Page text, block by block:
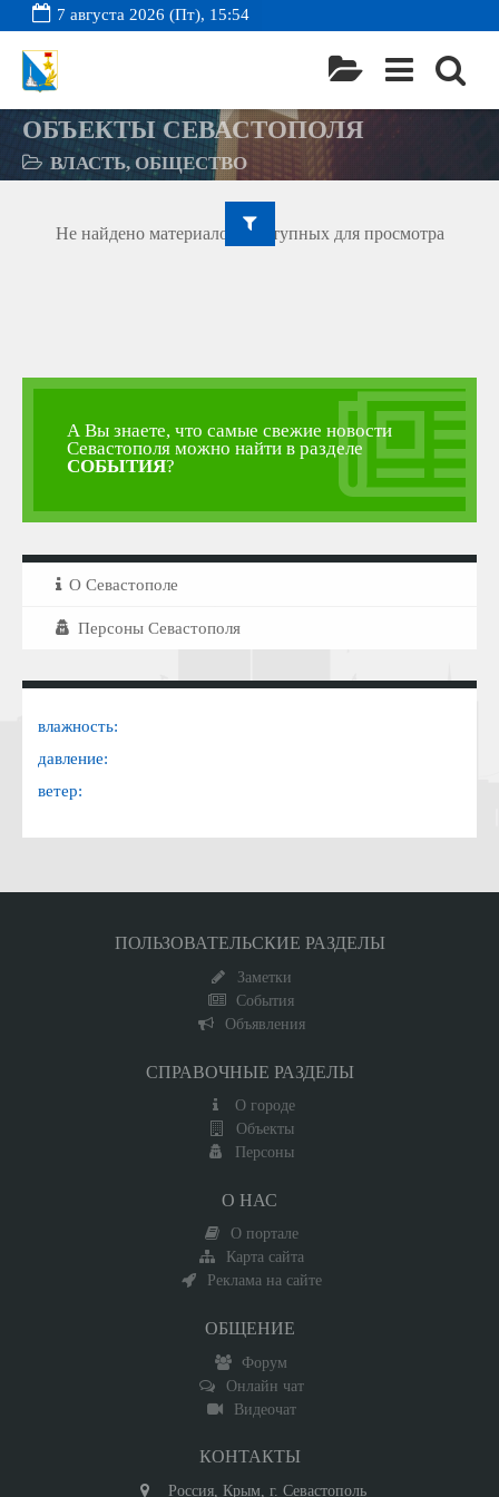
7 августа 2026 (Пт), 15:54
ОБЪЕКТЫ СЕВАСТОПОЛЯ
ВЛАСТЬ, ОБЩЕСТВО
Не найдено материалов, доступных для просмотра
А Вы знаете, что самые свежие новости
Севастополя можно найти в разделе
СОБЫТИЯ?
О Севастополе
Персоны Севастополя
влажность:
давление:
ветер:
ПОЛЬЗОВАТЕЛЬСКИЕ РАЗДЕЛЫ
Заметки
События
Объявления
СПРАВОЧНЫЕ РАЗДЕЛЫ
О городе
Объекты
Персоны
О НАС
О портале
Карта сайта
Реклама на сайте
ОБЩЕНИЕ
Форум
Онлайн чат
Видеочат
КОНТАКТЫ
Россия, Крым, г. Севастополь